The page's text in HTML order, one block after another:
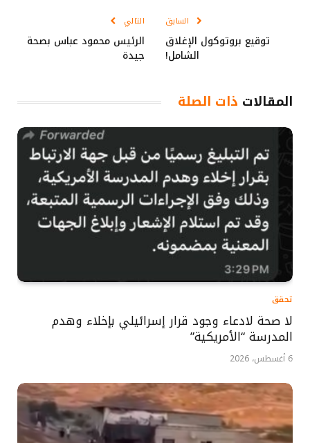
السابق
توقيع بروتوكول الإغلاق
الشامل!
التالي
الرئيس محمود عباس بصحة
جيدة
المقالات ذات الصلة
تحقق
لا صحة لادعاء وجود قرار إسرائيلي بإخلاء وهدم
المدرسة “الأمريكية”
6 أغسطس، 2026